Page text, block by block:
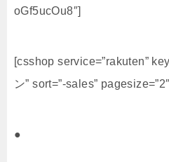
oGf5ucOu8″]
[csshop service=”rakuten”
ン” sort=”-sales”
●